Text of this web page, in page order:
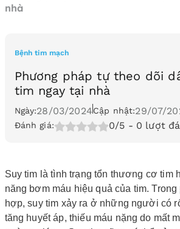
nhà
Bệnh tim mạch
Phương pháp tự theo dõi
tim ngay tại nhà
Ngày:28/03/2024Cập nhật:29/07/
Đánh giá: 0/5 - 0 lượt
Suy tim là tình trạng tổn thương cơ tim
năng bơm máu hiệu quả của tim.
hợp, suy tim xảy ra ở những người có
tăng huyết áp, thiếu máu nặng do mất